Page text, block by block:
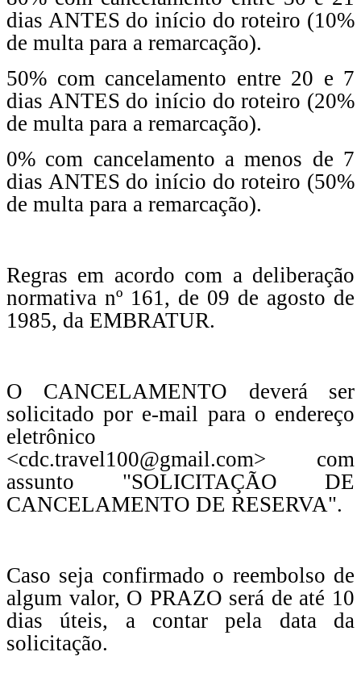
dias ANTES do início do roteiro (10%
de multa para a remarcação).
50% com cancelamento entre 20 e 7
dias ANTES do início do roteiro (20%
de multa para a remarcação).
0% com cancelamento a menos de 7
dias ANTES do início do roteiro (50%
de multa para a remarcação).
Regras em acordo com a deliberação
normativa nº 161, de 09 de agosto de
1985, da EMBRATUR.
O CANCELAMENTO deverá ser
solicitado por e-mail para o endereço
eletrônico
<cdc.travel100@gmail.com> com
assunto "SOLICITAÇÃO DE
CANCELAMENTO DE RESERVA".
Caso seja confirmado o reembolso de
algum valor, O PRAZO será de até 10
dias úteis, a contar pela data da
solicitação.